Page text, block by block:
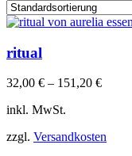
ritual
32,00 € – 151,20 €
inkl. MwSt.
zzgl. Versandkosten